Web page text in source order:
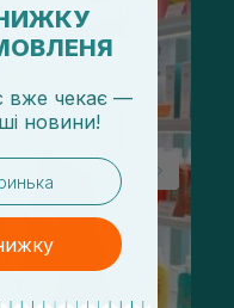
вже чекає —
новини!